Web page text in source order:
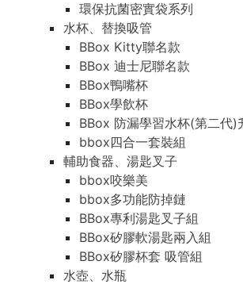
環保抗菌密實袋系列
水杯、替換吸管
BBox Kitty聯名款
BBox 迪士尼聯名款
BBox鴨嘴杯
BBox學飲杯
BBox 防漏學習水杯(第二代)
bbox四合一套裝組
輔助食器、湯匙叉子
bbox咬樂美
bbox多功能防掉鏈
BBox專利湯匙叉子組
BBox矽膠軟湯匙兩入組
BBox矽膠杯套 吸管組
水壺、水瓶